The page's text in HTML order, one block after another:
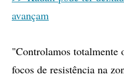
avançam
"Controlamos totalmente
focos de resistência na